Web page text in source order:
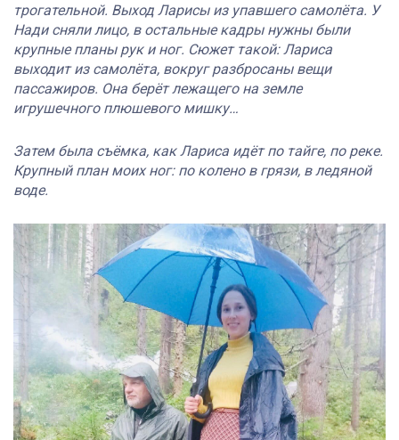
трогательной. Выход Ларисы из упавшего самолёта. У
Нади сняли лицо, в остальные кадры нужны были
крупные планы рук и ног. Сюжет такой: Лариса
выходит из самолёта, вокруг разбросаны вещи
пассажиров. Она берёт лежащего на земле
игрушечного плюшевого мишку…
Затем была съёмка, как Лариса идёт по тайге, по реке.
Крупный план моих ног: по колено в грязи, в ледяной
воде.